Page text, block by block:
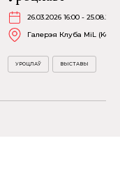
26.03.2026 16:00 -
Галерэя Клуба MiL
УРОЦЛАЎ ВЫСТАВЫ